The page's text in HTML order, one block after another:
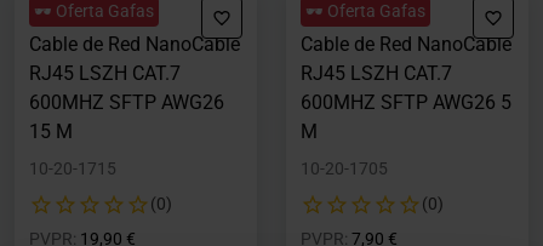
🕶️ Oferta Gafas
Cable de Red NanoCable
RJ45 LSZH CAT.7
600MHZ SFTP AWG26
15 M
10-20-1715
(0)
PVPR: Precio rebajado desde
19,90 €
🕶️ Oferta Gafas
Cable de Red NanoCable
RJ45 LSZH CAT.7
600MHZ SFTP AWG26 5
M
10-20-1705
(0)
PVPR: Precio rebajado desde
7,90 €